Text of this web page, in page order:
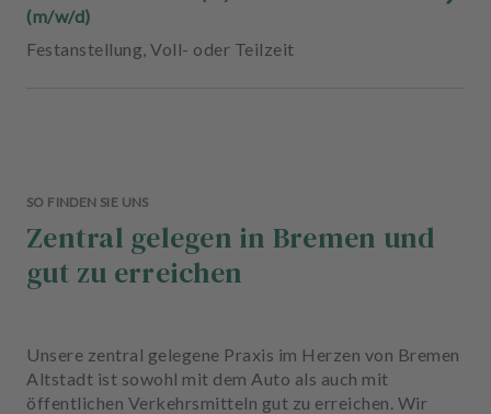
(m/w/d)
Festanstellung, Voll- oder Teilzeit
SO FINDEN SIE UNS
Zentral gelegen in Bremen und
gut zu erreichen
Unsere zentral gelegene Praxis im Herzen von Bremen
Altstadt ist sowohl mit dem Auto als auch mit
öffentlichen Verkehrsmitteln gut zu erreichen. Wir